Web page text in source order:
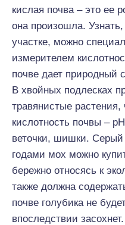
кислая почва – это ее
она произошла.
участке, можно
измерителем
почве дает природный
В хвойных подлесках
травянистые
кислотность почвы –
веточки, шишки.
годами мох можно
бережно относясь к
также должна
почве голубика не
впоследствии засохнет.